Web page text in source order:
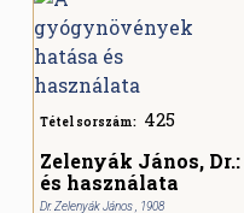
Tétel sorszám: 425
Zelenyák János,
és használata
Dr. Zelenyák János , 1908